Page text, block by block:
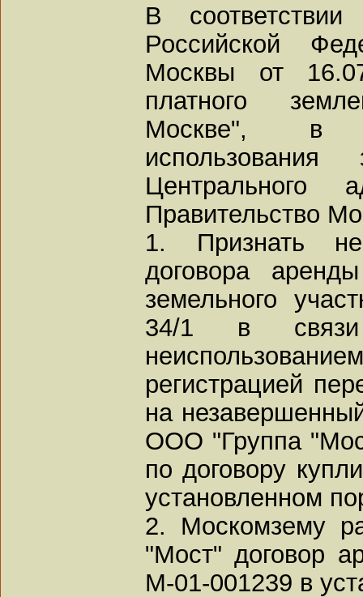
В
Российской
Москвы от
платного
Москве", в
Центрального
Правительство
1. Признать
договора
земельного
34/1 в
регистрацией
на
ООО "Группа
по договору
установленном
2. Москомзему
"Мост" договор
М-01-001239 в